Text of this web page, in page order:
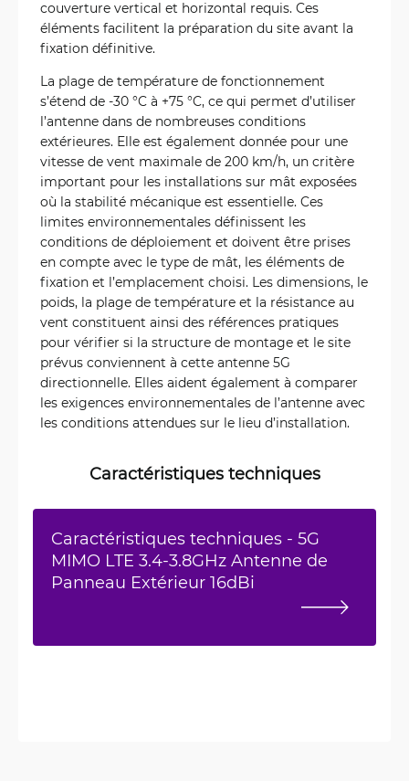
couverture vertical et horizontal requis. Ces
éléments facilitent la préparation du site avant la
fixation définitive.
La plage de température de fonctionnement
s’étend de -30 °C à +75 °C, ce qui permet d’utiliser
l’antenne dans de nombreuses conditions
extérieures. Elle est également donnée pour une
vitesse de vent maximale de 200 km/h, un critère
important pour les installations sur mât exposées
où la stabilité mécanique est essentielle. Ces
limites environnementales définissent les
conditions de déploiement et doivent être prises
en compte avec le type de mât, les éléments de
fixation et l’emplacement choisi. Les dimensions, le
poids, la plage de température et la résistance au
vent constituent ainsi des références pratiques
pour vérifier si la structure de montage et le site
prévus conviennent à cette antenne 5G
directionnelle. Elles aident également à comparer
les exigences environnementales de l’antenne avec
les conditions attendues sur le lieu d’installation.
Caractéristiques techniques
Caractéristiques techniques - 5G
MIMO LTE 3.4-3.8GHz Antenne de
Panneau Extérieur 16dBi